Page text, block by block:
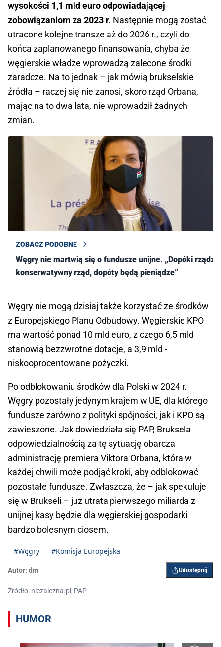
wysokości 1,1 mld euro odpowiadającej
zobowiązaniom za 2023 r. Następnie mogą zostać
utracone kolejne transze aż do 2026 r., czyli do
końca zaplanowanego finansowania, chyba że
węgierskie władze wprowadzą zalecone środki
zaradcze. Na to jednak – jak mówią brukselskie
źródła – raczej się nie zanosi, skoro rząd Orbana,
mając na to dwa lata, nie wprowadził żadnych
zmian.
ZOBACZ PODOBNE
Węgry nie martwią się o fundusze unijne. „Dopóki rządzi
konserwatywny rząd, dopóty będą pieniądze”
Węgry nie mogą dzisiaj także korzystać ze środków
z Europejskiego Planu Odbudowy. Węgierskie KPO
ma wartość ponad 10 mld euro, z czego 6,5 mld
stanowią bezzwrotne dotacje, a 3,9 mld -
niskooprocentowane pożyczki.
Po odblokowaniu środków dla Polski w 2024 r.
Węgry pozostały jedynym krajem w UE, dla którego
fundusze zarówno z polityki spójności, jak i KPO są
zawieszone. Jak dowiedziała się PAP, Bruksela
odpowiedzialnością za tę sytuację obarcza
administrację premiera Viktora Orbana, która w
każdej chwili może podjąć kroki, aby odblokować
pozostałe fundusze. Zwłaszcza, że – jak spekuluje
się w Brukseli – już utrata pierwszego miliarda z
unijnej kasy będzie dla węgierskiej gospodarki
bardzo bolesnym ciosem.
#Węgry #Komisja Europejska
Autor: dm Udostępnij
Źródło: niezalezna.pl, PAP
HUMOR